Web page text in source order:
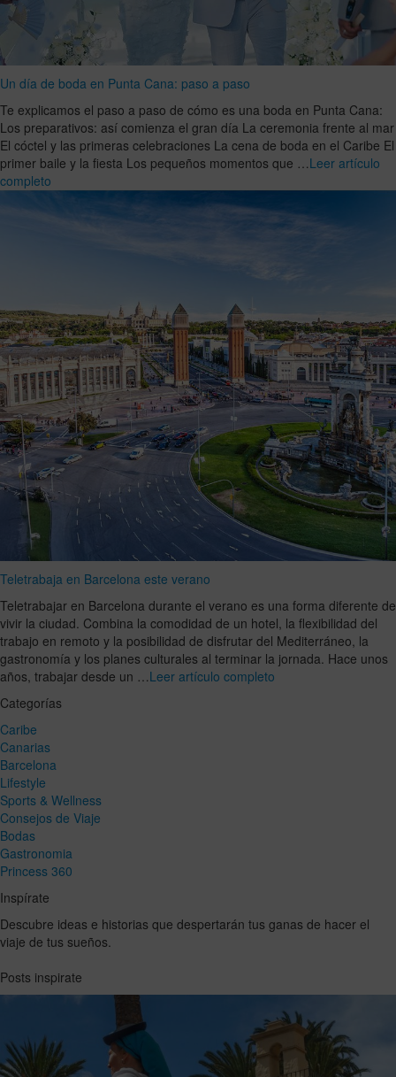
Un día de boda en Punta Cana: paso a paso
Te explicamos el paso a paso de cómo es una boda en Punta Cana:
Los preparativos: así comienza el gran día La ceremonia frente al mar
El cóctel y las primeras celebraciones La cena de boda en el Caribe El
primer baile y la fiesta Los pequeños momentos que …Leer artículo
completo
Teletrabaja en Barcelona este verano
Teletrabajar en Barcelona durante el verano es una forma diferente de
vivir la ciudad. Combina la comodidad de un hotel, la flexibilidad del
trabajo en remoto y la posibilidad de disfrutar del Mediterráneo, la
gastronomía y los planes culturales al terminar la jornada. Hace unos
años, trabajar desde un …Leer artículo completo
Categorías
Caribe
Canarias
Barcelona
Lifestyle
Sports & Wellness
Consejos de Viaje
Bodas
Gastronomia
Princess 360
Inspírate
Descubre ideas e historias que despertarán tus ganas de hacer el
viaje de tus sueños.
Posts inspirate